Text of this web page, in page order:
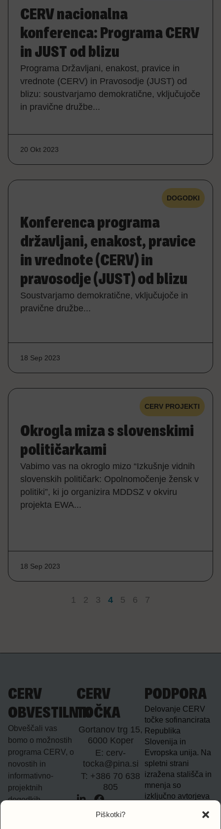
Piškotki?
CERV nacionalna
konferenca: Programa CERV
in JUST od blizu
Programa Državljani, enakost, pravice in
vrednote (CERV) in Pravosodje (JUST) od
blizu: soustvarjamo demokratične, vključujoče
in pravične družbe...
20 Okt 2023
DOGODKI
Konferenca programa
državljani, enakost, pravice
in vrednote (CERV) in
pravosodje (JUST) od blizu
Soustvarjamo demokratične, vključujoče in
pravične družbe...
18 Sep 2023
CERV PROJEKTI
Okrogla miza s slovenskimi
političarkami
Vabimo vas na okroglo mizo “Izkušnje vidnih
slovenskih političark: Opolnomočenje žensk v
politiki”, ki jo organizira MDDSZ v okviru
projekta EWA...
18 Sep 2023
1 2 3 4 5 6 7
CERV
TOČKA
Gortanov trg 15,
6000 Koper
E: cerv-
tocka@pina.si
T: +386 70 638
805
CERV
OBVESTILNIK
Obveščali vas
bomo o možnostih
programa CERV, o
novostih in
informativno-
projektnih
dogodkih.
PODPORA
Delovanje CERV
točke sofinancirata
Republika
Slovenija in
Evropska unija. Na
spletni strani
izražena stališča in
mnenja so
izključno avtorjeva
odražajo mnenj in